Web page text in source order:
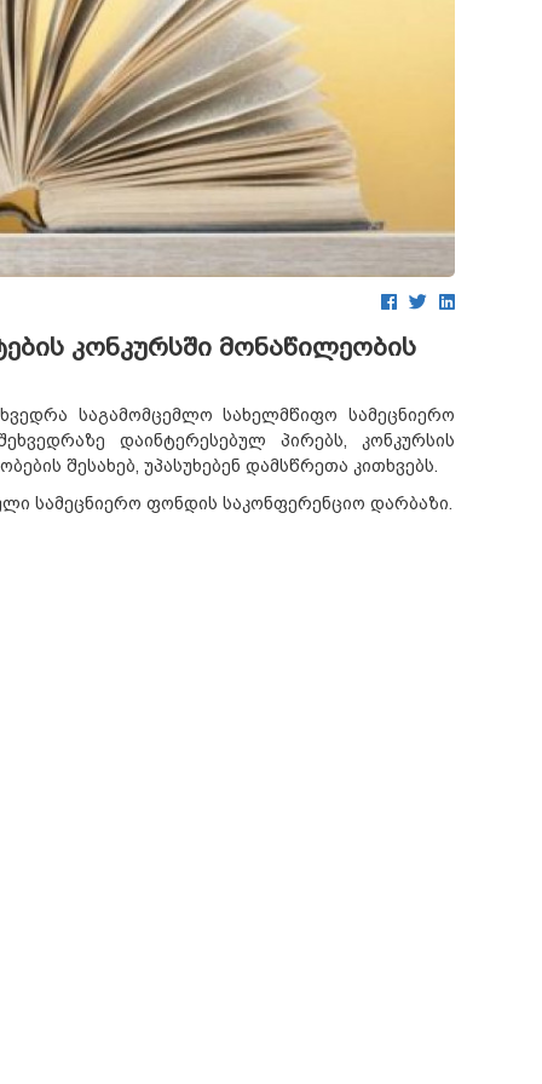
კონკურსში მონაწილეობის
საგამომცემლო სახელმწიფო სამეცნიერო
დაინტერესებულ პირებს, კონკურსის
შესახებ, უპასუხებენ დამსწრეთა კითხვებს.
სამეცნიერო ფონდის საკონფერენციო დარბაზი.